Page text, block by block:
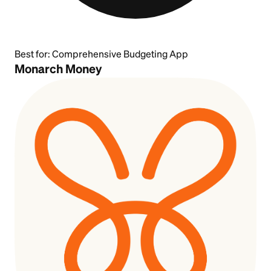
Best for: Comprehensive Budgeting App
Monarch Money